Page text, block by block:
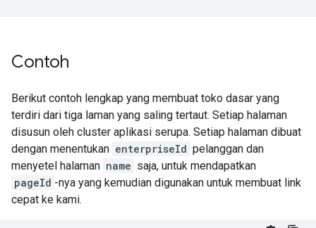
Contoh
Berikut contoh lengkap yang membuat toko dasar yang
terdiri dari tiga laman yang saling tertaut. Setiap halaman
disusun oleh cluster aplikasi serupa. Setiap halaman dibuat
dengan menentukan enterpriseId pelanggan dan
menyetel halaman name saja, untuk mendapatkan
pageId -nya yang kemudian digunakan untuk membuat link
cepat ke kami.